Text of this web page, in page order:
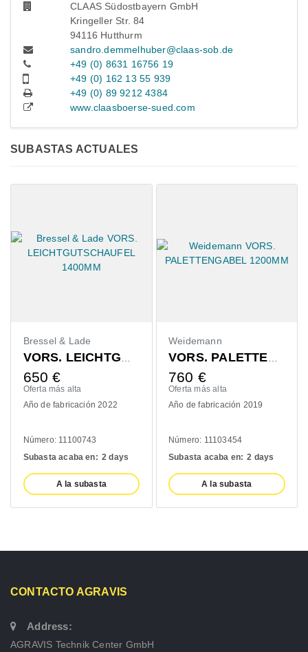
CLAAS Südostbayern GmbH
Kringeller Str. 84
94116 Hutthurm
sandro.demmelhuber@claas-sob.de
+49 (0) 8631 16756 19
+49 (0) 162 13 55 939
+49 (0) 89 9212 4384
www.claasboerse-sued.com
SUBASTAS ACTUALES
Bressel & Lade
VORS. LEICHTGUTSCHAUFEL 1400MM
650 €
Oferta más alta
Año de fabricación 2022
Número: 11100743
Subasta acaba en: 2 days
A la subasta
Weidemann
VORS. PALETTENGABEL 1200MM
760 €
Oferta más alta
Año de fabricación 2019
Número: 11103454
Subasta acaba en: 2 days
A la subasta
CONTACTO AGRAVIS
Address:
AGRAVIS Technik Center GmbH